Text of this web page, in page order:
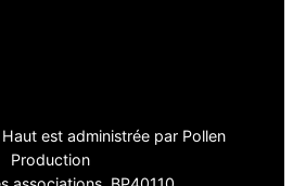
est administrée par Pollen
Production